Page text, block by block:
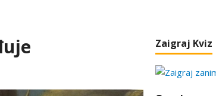
Zaigraj Kviz